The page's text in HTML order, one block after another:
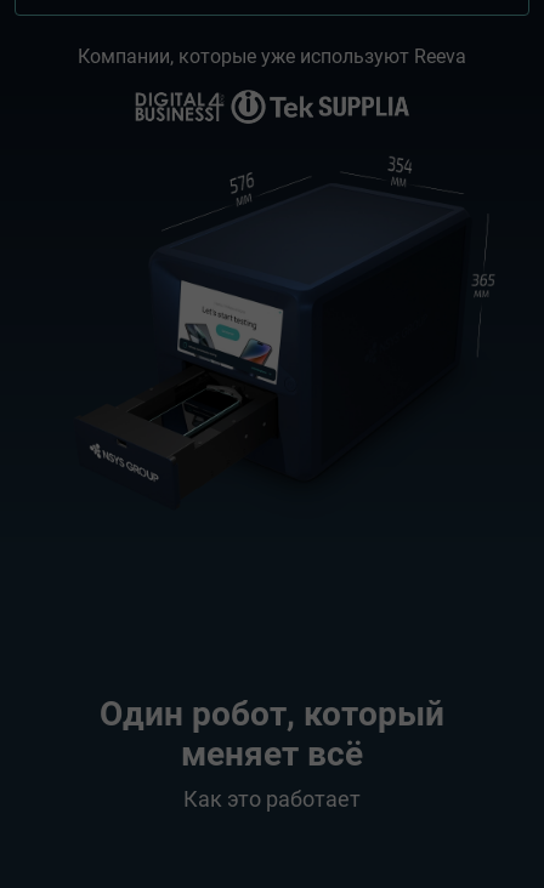
Компании, которые уже используют Reeva
Один робот, который
меняет всё
Как это работает